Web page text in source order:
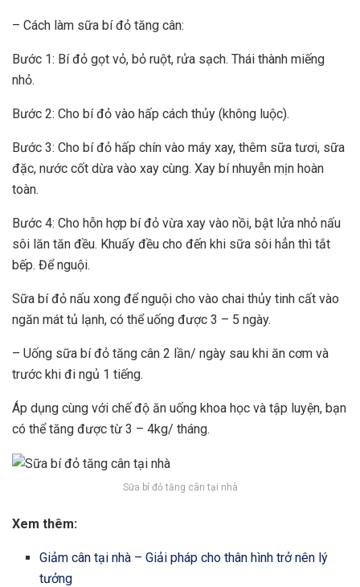
– Cách làm sữa bí đỏ tăng cân:
Bước 1: Bí đỏ gọt vỏ, bỏ ruột, rửa sạch. Thái thành miếng
nhỏ.
Bước 2: Cho bí đỏ vào hấp cách thủy (không luộc).
Bước 3: Cho bí đỏ hấp chín vào máy xay, thêm sữa tươi, sữa
đặc, nước cốt dừa vào xay cùng. Xay bí nhuyễn mịn hoàn
toàn.
Bước 4: Cho hỗn hợp bí đỏ vừa xay vào nồi, bật lửa nhỏ nấu
sôi lăn tăn đều. Khuấy đều cho đến khi sữa sôi hẳn thì tắt
bếp. Để nguội.
Sữa bí đỏ nấu xong để nguội cho vào chai thủy tinh cất vào
ngăn mát tủ lạnh, có thể uống được 3 – 5 ngày.
– Uống sữa bí đỏ tăng cân 2 lần/ ngày sau khi ăn cơm và
trước khi đi ngủ 1 tiếng.
Áp dụng cùng với chế độ ăn uống khoa học và tập luyện, bạn
có thể tăng được từ 3 – 4kg/ tháng.
Sữa bí đỏ tăng cân tại nhà
Xem thêm:
Giảm cân tại nhà – Giải pháp cho thân hình trở nên lý
tưởng